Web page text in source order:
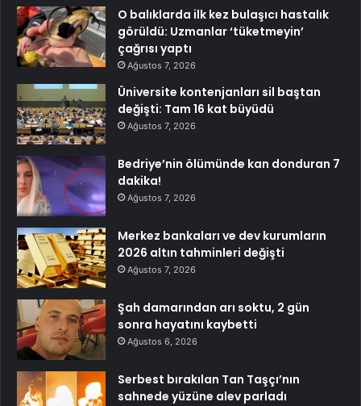
O balıklarda ilk kez bulaşıcı hastalık
görüldü: Uzmanlar ‘tüketmeyin’
çağrısı yaptı
Ağustos 7, 2026
Üniversite kontenjanları sil baştan
değişti: Tam 16 kat büyüdü
Ağustos 7, 2026
Bedriye’nin ölümünde kan donduran 7
dakika!
Ağustos 7, 2026
Merkez bankaları ve dev kurumların
2026 altın tahminleri değişti
Ağustos 7, 2026
Şah damarından arı soktu, 2 gün
sonra hayatını kaybetti
Ağustos 6, 2026
Serbest bırakılan Tan Taşçı’nın
sahnede yüzüne alev parladı